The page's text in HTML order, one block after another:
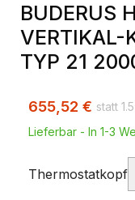
BUDERUS
VERTIKAL-
TYP 21
655,52 €
Lieferbar - In 1-3
Thermostatkopf